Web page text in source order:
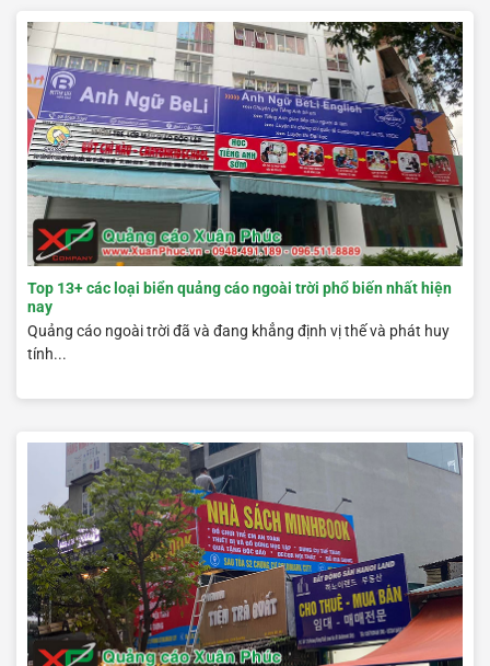
Top 13+ các loại biển quảng cáo ngoài trời phổ biến nhất hiện
nay
Quảng cáo ngoài trời đã và đang khẳng định vị thế và phát huy
tính...